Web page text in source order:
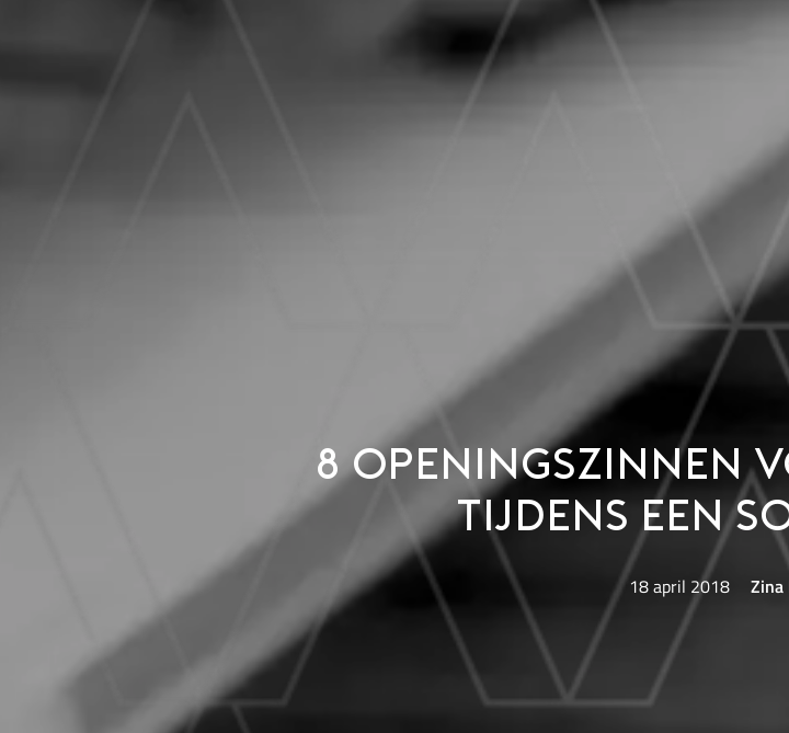
8
tijdens een
18 april 2018 Zina